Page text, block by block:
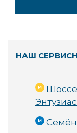
НАШ
Шоссе